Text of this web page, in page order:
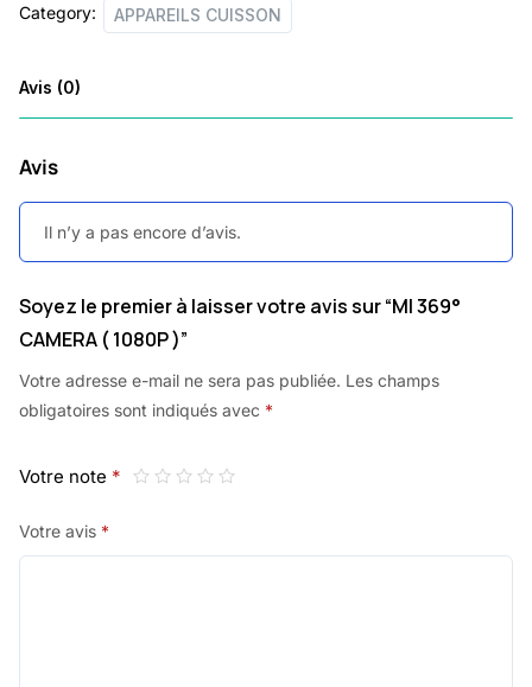
Category: APPAREILS CUISSON
Avis (0)
Avis
Il n’y a pas encore d’avis.
Soyez le premier à laisser votre avis sur “MI 369°
CAMERA ( 1080P )”
Votre adresse e-mail ne sera pas publiée. Les champs
obligatoires sont indiqués avec *
Votre note *
Votre avis *